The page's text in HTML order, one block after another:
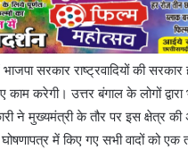
सरकार राष्ट्रवादियों की
करेगी। उत्तर बंगाल के लोगों द्वारा
मुख्यमंत्री के तौर पर इस क्षेत्र की
घोषणापत्र में किए गए सभी वादों को